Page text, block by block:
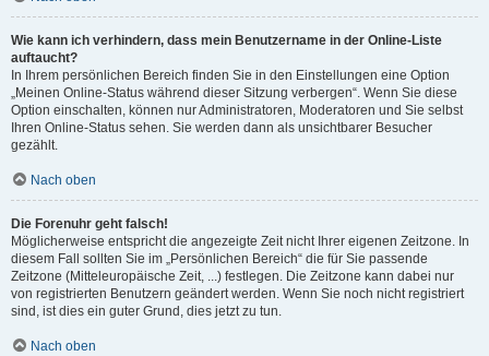
Wie kann ich verhindern, dass mein Benutzername in der Online-Liste
auftaucht?
In Ihrem persönlichen Bereich finden Sie in den Einstellungen eine Option
„Meinen Online-Status während dieser Sitzung verbergen“. Wenn Sie diese
Option einschalten, können nur Administratoren, Moderatoren und Sie selbst
Ihren Online-Status sehen. Sie werden dann als unsichtbarer Besucher
gezählt.
Nach oben
Die Forenuhr geht falsch!
Möglicherweise entspricht die angezeigte Zeit nicht Ihrer eigenen Zeitzone. In
diesem Fall sollten Sie im „Persönlichen Bereich“ die für Sie passende
Zeitzone (Mitteleuropäische Zeit, ...) festlegen. Die Zeitzone kann dabei nur
von registrierten Benutzern geändert werden. Wenn Sie noch nicht registriert
sind, ist dies ein guter Grund, dies jetzt zu tun.
Nach oben